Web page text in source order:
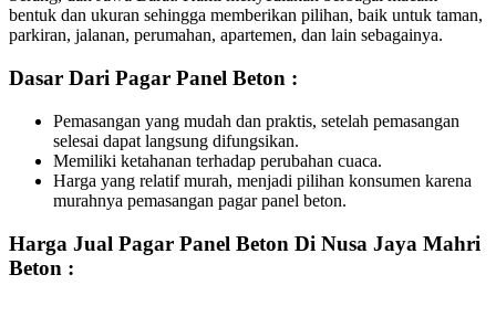
bentuk dan ukuran sehingga memberikan pilihan, baik untuk taman,
parkiran, jalanan, perumahan, apartemen, dan lain sebagainya.
Dasar Dari Pagar Panel Beton :
Pemasangan yang mudah dan praktis, setelah pemasangan
selesai dapat langsung difungsikan.
Memiliki ketahanan terhadap perubahan cuaca.
Harga yang relatif murah, menjadi pilihan konsumen karena
murahnya pemasangan pagar panel beton.
Harga Jual Pagar Panel Beton Di Nusa Jaya Mahri
Beton :